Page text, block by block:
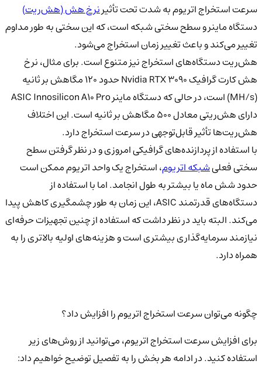
سرعت استخراج اتریوم به شدت تحت تأثیرنرخ هش (هش‌ریت)
دستگاه ماینر و سطح سختی شبکه است، که این سختی به طور مداوم
تغییر می‌کند و باعث تغییر زمان استخراج می‌شود.
هش‌ریت دستگاه‌های استخراج نیز متنوع است. برای مثال، نرخ
هش کارت گرافیک Nvidia RTX 3090 حدود ۱۲۰ مگاهش بر ثانیه
(MH/s) است، در حالی که دستگاه ماینر ASIC Innosilicon A10 Pro
دارای هش‌ریتی معادل ۵۰۰ مگاهش بر ثانیه است. این اختلاف
هش‌ریت‌ها تأثیر قابل‌توجهی در سرعت استخراج دارد.
با استفاده از پردازنده‌های گرافیکی امروزی و در نظر گرفتن سطح
سختی فعلیشبکه اتریوم، استخراج یک واحد اتریوم ممکن است
حدود شش ماه یا بیشتر به طول انجامد. اما با استفاده از
دستگاه‌های قدرتمند ASIC، این زمان به طور چشمگیری کاهش پیدا
می‌کند. البته باید در نظر داشت که استفاده از چنین تجهیزات حرفه‌ای
نیازمند سرمایه‌گذاری بیشتری است و هزینه‌های اولیه بالاتری را به
همراه دارد.
چگونه می‌توان سرعت استخراج اتریوم را افزایش داد؟
برای افزایش سرعت استخراج اتریوم، می‌توانید از روش‌های زیر
استفاده کنید. در ادامه هر بخش را به تفصیل توضیح خواهیم داد: